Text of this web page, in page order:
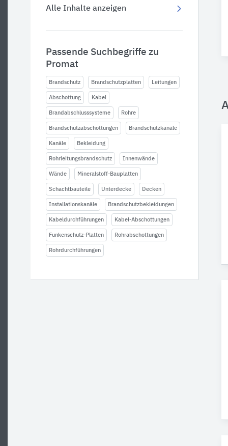
Alle Inhalte anzeigen
Passende Suchbegriffe zu
Promat
Brandschutz Brandschutzplatten Leitungen
Abschottung Kabel
Brandabschlusssysteme Rohre
Brandschutzabschottungen Brandschutzkanäle
Kanäle Bekleidung
Rohrleitungsbrandschutz Innenwände
Wände Mineralstoff-Bauplatten
Schachtbauteile Unterdecke Decken
Installationskanäle Brandschutzbekleidungen
Kabeldurchführungen Kabel-Abschottungen
Funkenschutz-Platten Rohrabschottungen
Rohrdurchführungen